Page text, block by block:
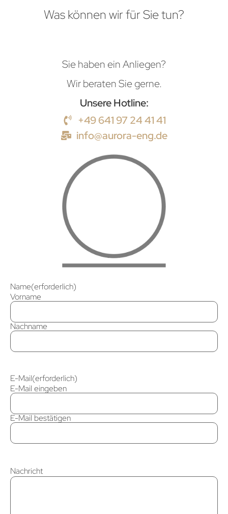
Was können wir für Sie tun?
Sie haben ein Anliegen?
Wir beraten Sie gerne.
Unsere Hotline:
+49 641 97 24 41 41
info@aurora-eng.de
Name(erforderlich)
Vorname
Nachname
E-Mail(erforderlich)
E-Mail eingeben
E-Mail bestätigen
Nachricht